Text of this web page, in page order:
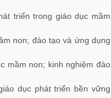
triển trong giáo dục mầm
non; đào tạo và ứng dụng
mầm non; kinh nghiệm đào
dục phát triển bền vững